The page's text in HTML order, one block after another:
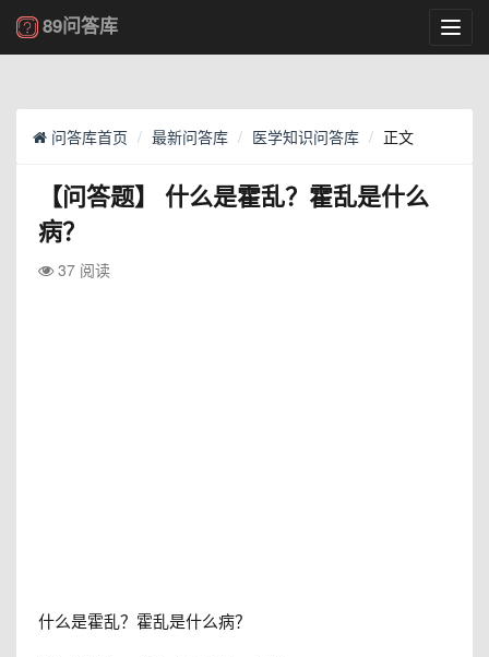
89问答库
问答库首页 最新问答库 医学知识问答库 正文
【问答题】 什么是霍乱？霍乱是什么
病？
37 阅读
什么是霍乱？霍乱是什么病？